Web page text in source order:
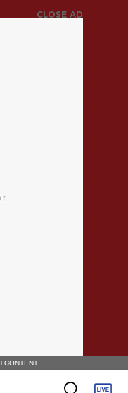
CLOSE AD
CONTENT